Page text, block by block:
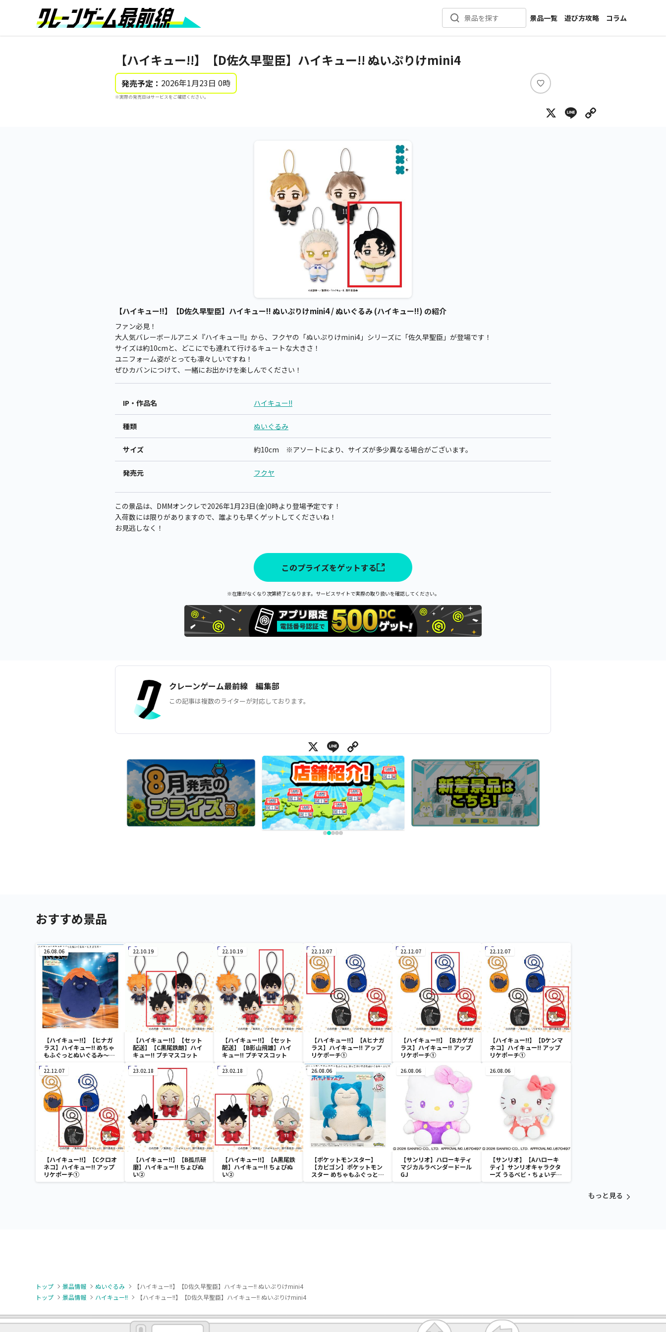
景品を探す
景品一覧
新着景品
メーカー一覧
遊び方攻略
コラム
インタビュー
【ハイキュー!!】【D佐久早聖臣】ハイキュー!! ぬいぷりけmini4
発売予定： 2026年1月23日 0時
※実際の発売日はサービスをご確認ください。
い
ね
X Line
【ハイキュー!!】【D佐久早聖臣】ハイキュー!! ぬいぷりけmini4 / ぬいぐるみ (ハイキュー!!) の紹介
ファン必見！
大人気バレーボールアニメ『ハイキュー!!』から、フクヤの「ぬいぷりけmini4」シリーズに「佐久早聖臣」が登場です！
サイズは約10cmと、どこにでも連れて行けるキュートな大きさ！
ユニフォーム姿がとっても凛々しいですね！
ぜひカバンにつけて、一緒にお出かけを楽しんでください！
IP・作品名 ハイキュー!!
種類 ぬいぐるみ
サイズ 約10cm ※アソートにより、サイズが多少異なる場合がございます。
発売元 フクヤ
この景品は、DMMオンクレで2026年1月23日(金)0時より登場予定です！
入荷数には限りがありますので、誰よりも早くゲットしてくださいね！
お見逃しなく！
このプライズをゲットする
※在庫がなくなり次第終了となります。サービスサイトで実際の取り扱いを確認してください。
クレーンゲーム最前線 編集部
この記事は複数のライターが対応しております。
X Line
おすすめ景品
26.08.06
【ハイキュー!!】【ヒナガ
ラス】ハイキュー!! めちゃ
もふぐっとぬいぐるみ～ヒ
22.10.19
【ハイキュー!!】【セット
配送】【C黒尾鉄朗】ハイ
キュー!! プチマスコット
22.10.19
【ハイキュー!!】【セット
配送】【B影山飛雄】ハイ
キュー!! プチマスコット
22.12.07
【ハイキュー!!】【Aヒナガ
ラス】ハイキュー!! アップ
リケポーチ①
22.12.07
【ハイキュー!!】【Bカゲガ
ラス】ハイキュー!! アップ
リケポーチ①
22.12.07
【ハイキュー!!】【Dケンマ
ネコ】ハイキュー!! アップ
リケポーチ①
22.12.07
【ハイキュー!!】【Cクロオ
ネコ】ハイキュー!! アップ
リケポーチ①
23.02.18
【ハイキュー!!】【B孤爪研
磨】ハイキュー!! ちょぴぬ
い②
23.02.18
【ハイキュー!!】【A黒尾鉄
朗】ハイキュー!! ちょぴぬ
い②
26.08.06
【ポケットモンスター】
【カビゴン】ポケットモン
スター めちゃもふぐっと
ほっこりいやされぬいぐる
26.08.06
【サンリオ】ハローキティ
マジカルラベンダードール
GJ
26.08.06
【サンリオ】【Aハローキ
ティ】サンリオキャラクタ
ーズ うるベビ・ちょいデカ
ドール
もっと見る
トップ 景品情報 ぬいぐるみ
【ハイキュー!!】【D佐久早聖臣】ハイキュー!! ぬいぷりけmini4
トップ
景品情報 ハイキュー!! 【ハイキュー!!】【D佐久早聖臣】ハイキュー!! ぬいぷりけmini4